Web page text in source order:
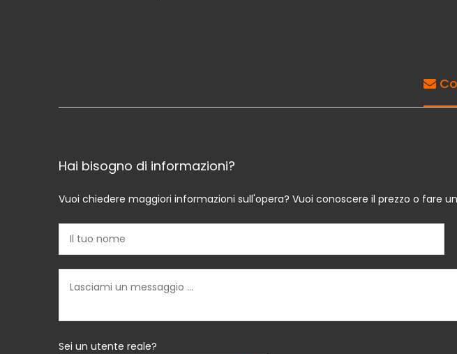
Hai bisogno di informazioni?
Vuoi chiedere maggiori informazioni sull'opera? Vuoi conoscere il prezzo o fare
Sei un utente reale?